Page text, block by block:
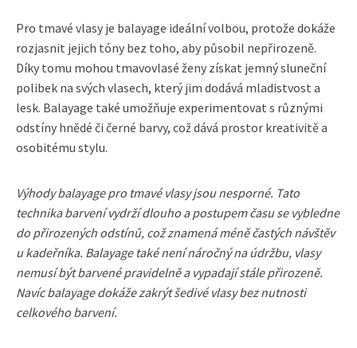
Pro tmavé vlasy je balayage ideální volbou, protože dokáže
rozjasnit jejich tóny bez toho, aby působil nepřirozeně.
Díky tomu mohou tmavovlasé ženy získat jemný sluneční
polibek na svých vlasech, který jim dodává mladistvost a
lesk. Balayage také umožňuje experimentovat s různými
odstíny hnědé či černé barvy, což dává prostor kreativitě a
osobitému stylu.
Výhody balayage pro tmavé vlasy jsou nesporné. Tato
technika barvení vydrží dlouho a postupem času se vybledne
do přirozených odstínů, což znamená méně častých návštěv
u kadeřníka. Balayage také není náročný na údržbu, vlasy
nemusí být barvené pravidelně a vypadají stále přirozeně.
Navíc balayage dokáže zakrýt šedivé vlasy bez nutnosti
celkového barvení.